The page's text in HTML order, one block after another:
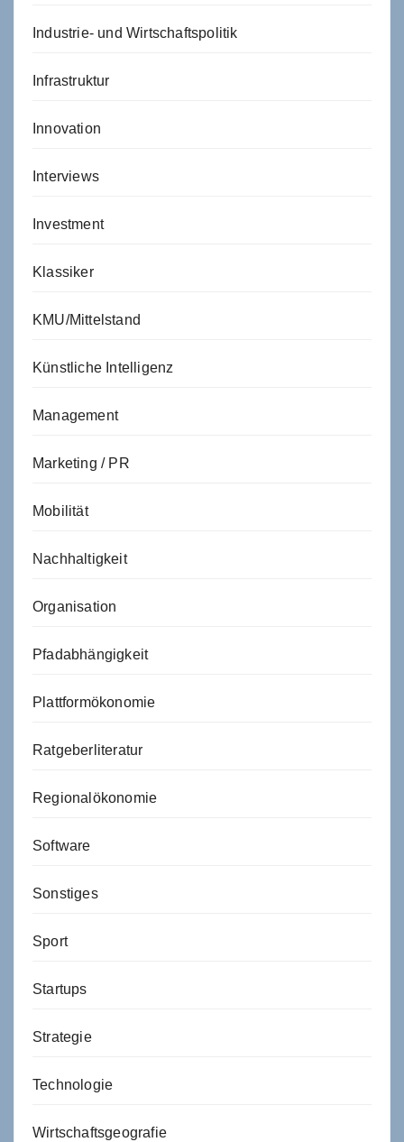
Industrie- und Wirtschaftspolitik
Infrastruktur
Innovation
Interviews
Investment
Klassiker
KMU/Mittelstand
Künstliche Intelligenz
Management
Marketing / PR
Mobilität
Nachhaltigkeit
Organisation
Pfadabhängigkeit
Plattformökonomie
Ratgeberliteratur
Regionalökonomie
Software
Sonstiges
Sport
Startups
Strategie
Technologie
Wirtschaftsgeografie